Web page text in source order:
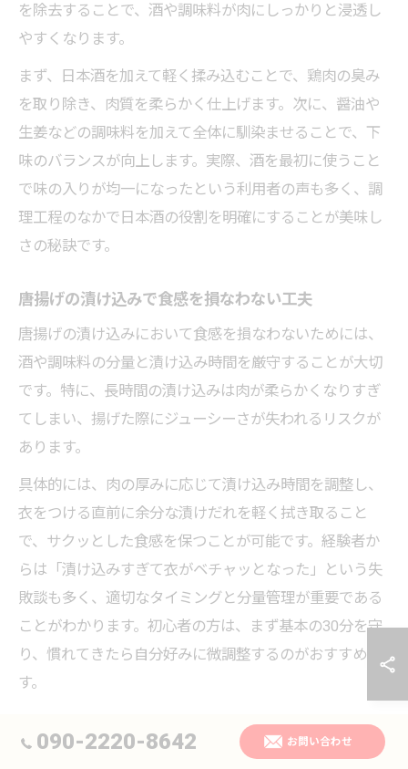
を除去することで、酒や調味料が肉にしっかりと浸透し
やすくなります。
まず、日本酒を加えて軽く揉み込むことで、鶏肉の臭み
を取り除き、肉質を柔らかく仕上げます。次に、醤油や
生姜などの調味料を加えて全体に馴染ませることで、下
味のバランスが向上します。実際、酒を最初に使うこと
で味の入りが均一になったという利用者の声も多く、調
理工程のなかで日本酒の役割を明確にすることが美味し
さの秘訣です。
唐揚げの漬け込みで食感を損なわない工夫
唐揚げの漬け込みにおいて食感を損なわないためには、
酒や調味料の分量と漬け込み時間を厳守することが大切
です。特に、長時間の漬け込みは肉が柔らかくなりすぎ
てしまい、揚げた際にジューシーさが失われるリスクが
あります。
具体的には、肉の厚みに応じて漬け込み時間を調整し、
衣をつける直前に余分な漬けだれを軽く拭き取ること
で、サクッとした食感を保つことが可能です。経験者か
らは「漬け込みすぎて衣がベチャッとなった」という失
敗談も多く、適切なタイミングと分量管理が重要である
ことがわかります。初心者の方は、まず基本の30分を守
り、慣れてきたら自分好みに微調整するのがおすすめで
す。
090-2220-8642 お問い合わせ